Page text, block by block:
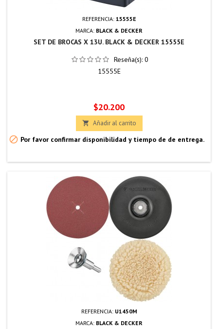
REFERENCIA: 15555E
MARCA: BLACK & DECKER
SET DE BROCAS X 13U. BLACK & DECKER 15555E
Reseña(s): 0
15555E
Precio
$20.200
 Añadir al carrito
 Por favor confirmar disponibilidad y tiempo de de entrega.
REFERENCIA: U1450M
MARCA: BLACK & DECKER